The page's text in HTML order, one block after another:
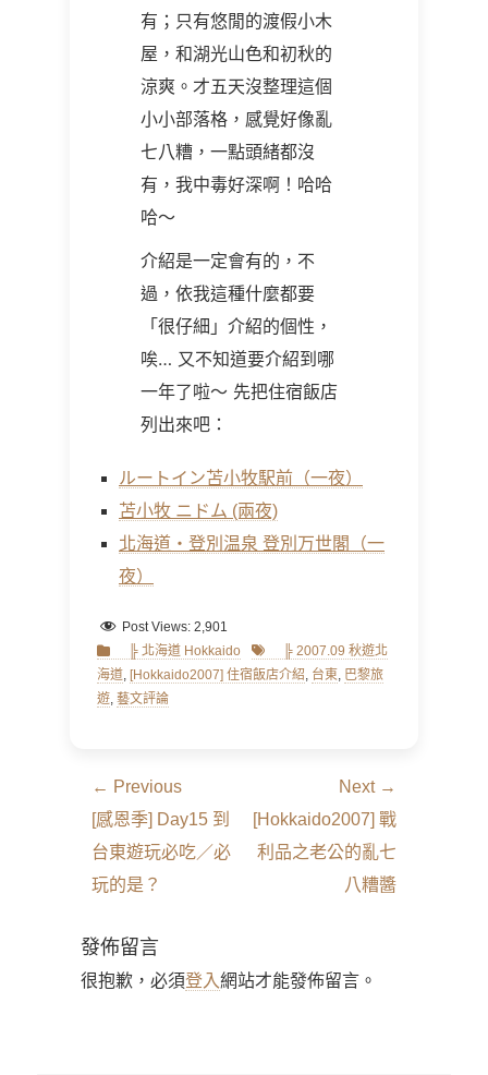
有；只有悠閒的渡假小木
屋，和湖光山色和初秋的
涼爽。才五天沒整理這個
小小部落格，感覺好像亂
七八糟，一點頭緒都沒
有，我中毒好深啊！哈哈
哈～
介紹是一定會有的，不
過，依我這種什麼都要
「很仔細」介紹的個性，
唉… 又不知道要介紹到哪
一年了啦～ 先把住宿飯店
列出來吧：
ルートイン苫小牧駅前（一夜）
苫小牧 ニドム (兩夜)
北海道・登別温泉 登別万世閣（一
夜）
Post Views: 2,901
Categories
╠ 北海道 Hokkaido Tags ╠ 2007.09 秋遊北
海道, [Hokkaido2007] 住宿飯店介紹, 台東, 巴黎旅
遊, 藝文評論
文
章
導
覽
← Previous
Previous
post:
[感恩季] Day15 到
台東遊玩必吃／必
玩的是？
Next →
Next
post:
[Hokkaido2007] 戰
利品之老公的亂七
八糟醬
發佈留言
很抱歉，必須登入網站才能發佈留言。